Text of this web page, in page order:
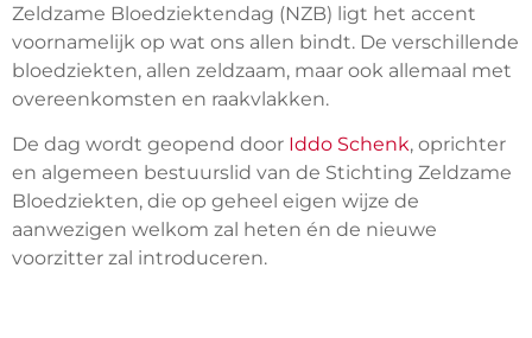
Zeldzame Bloedziektendag (NZB) ligt het accent
voornamelijk op wat ons allen bindt. De verschillende
bloedziekten, allen zeldzaam, maar ook allemaal met
overeenkomsten en raakvlakken.
De dag wordt geopend door Iddo Schenk, oprichter
en algemeen bestuurslid van de Stichting Zeldzame
Bloedziekten, die op geheel eigen wijze de
aanwezigen welkom zal heten én de nieuwe
voorzitter zal introduceren.